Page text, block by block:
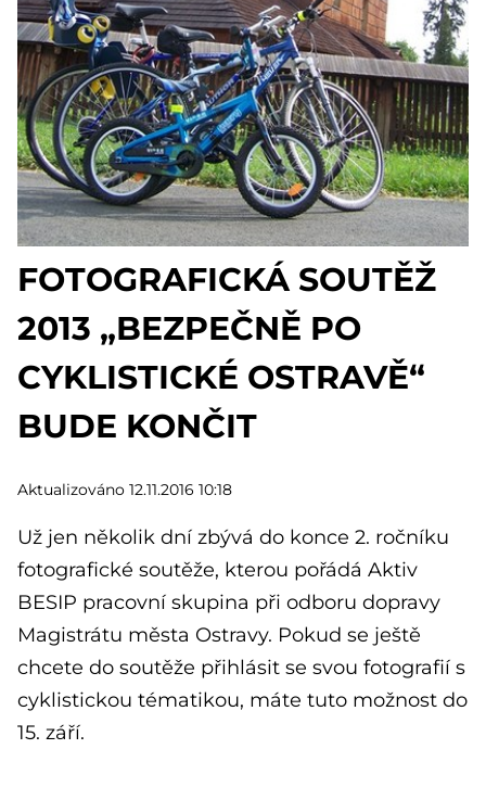
FOTOGRAFICKÁ SOUTĚŽ
2013 „BEZPEČNĚ PO
CYKLISTICKÉ OSTRAVĚ“
BUDE KONČIT
Aktualizováno 12.11.2016 10:18
Už jen několik dní zbývá do konce 2. ročníku
fotografické soutěže, kterou pořádá Aktiv
BESIP pracovní skupina při odboru dopravy
Magistrátu města Ostravy. Pokud se ještě
chcete do soutěže přihlásit se svou fotografií s
cyklistickou tématikou, máte tuto možnost do
15. září.